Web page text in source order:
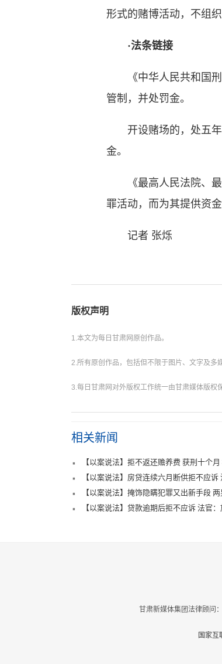
形式的赌博活动，不组
·法条链接
《中华人民共和国刑
管制，并处罚金。
开设赌场的，处五年
金。
《最高人民法院、最
罪活动，而为其提供资
记者 张烁
版权声明
1.本文为每日甘肃网原创作品。
2.所有原创作品，包括但不限于图片、文字及多
3.每日甘肃网对外版权工作统一由甘肃媒体版权
相关新闻
【以案说法】拒不返还赡养费 获刑十个
【以案说法】房贷连续六月断供拒不应
【以案说法】掩饰隐瞒犯罪又出新手段
【以案说法】贷款逾期后拒不应诉 法官
甘肃新媒体集团法律顾
国家